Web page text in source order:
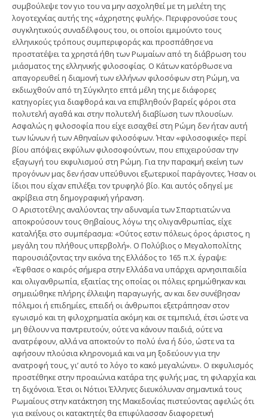
συμβούλεψε τον γιο του να μην ασχοληθεί με τη μελέτη της
λογοτεχνίας αυτής της «άχρηστης φυλής». Περιφρονούσε τους
συγκλητικούς συναδέλφους του, οι οποίοι εμιμούντο τους
ελληνικούς τρόπους συμπεριφοράς και προσπάθησε να
προστατέψει τα χρηστά ήθη των Ρωμαίων από τη διάβρωση του
μιάσματος της ελληνικής φιλοσοφίας. Ο Κάτων κατόρθωσε να
απαγορευθεί η διαμονή των ελλήνων φιλοσόφων στη Ρώμη, να
εκδιωχθούν από τη Σύγκλητο επτά μέλη της με διάφορες
κατηγορίες για διαφθορά και να επιβληθούν βαρείς φόροι στα
πολυτελή αγαθά και στην πολυτελή διαβίωση των πλουσίων.
Ασφαλώς η φιλοσοφία που είχε εισαχθεί στη Ρώμη δεν ήταν αυτή
των Ιώνων ή των Αθηναίων φιλοσόφων. Ήταν «φιλοσοφικές» περί
βίου απόψεις εκφύλων φιλοσοφούντων, που επιχειρούσαν την
εξαγωγή του εκφυλισμού στη Ρώμη. Για την παρακμή εκείνη των
προγόνων μας δεν ήσαν υπεύθυνοι εξωτερικοί παράγοντες. Ήσαν οι
ίδιοι που είχαν επιλέξει τον τρυφηλό βίο. Και αυτός οδηγεί με
ακρίβεια στη δημογραφική γήρανση.
Ο Αριστοτέλης αναλύοντας την αδυναμία των Σπαρτιατών να
αποκρούσουν τους Θηβαίους, λόγω της ολιγανθρωπίας, είχε
καταλήξει στο συμπέρασμα: «Ούτος εστιν πόλεως όρος άριστος, η
μεγάλη του πλήθους υπερβολή». Ο Πολύβιος ο Μεγαλοπολίτης
παρουσιάζοντας την εικόνα της Ελλάδος το 165 π.Χ. έγραψε:
«Έφθασε ο καιρός σήμερα στην Ελλάδα να υπάρχει αρνησιπαιδία
και ολιγανθρωπία, εξαιτίας της οποίας οι πόλεις ερημώθηκαν και
σημειώθηκε πλήρης έλλειψη παραγωγής, αν και δεν συνέβησαν
πόλεμοι ή επιδημίες, επειδή οι άνθρωποι εξετράπησαν στον
εγωισμό και τη φιλοχρηματία ακόμη και σε τεμπελιά, έτσι ώστε να
μη θέλουν να παντρευτούν, ούτε να κάνουν παιδιά, ούτε να
ανατρέφουν, αλλά να αποκτούν το πολύ ένα ή δύο, ώστε να τα
αφήσουν πλούσια κληρονομιά και να μη ξοδεύουν για την
ανατροφή τους, γι’ αυτό το λόγο το κακό μεγαλώνει». Ο εκφυλισμός
προστέθηκε στην προαιώνια κατάρα της φυλής μας, τη φιλαρχία και
τη διχόνοια. Έτσι οι Νότιοι Έλληνες διευκόλυναν σημαντικά τους
Ρωμαίους στην κατάκτηση της Μακεδονίας πιστεύοντας αφελώς ότι
για εκείνους οι κατακτητές θα επιφύλασσαν διαφορετική